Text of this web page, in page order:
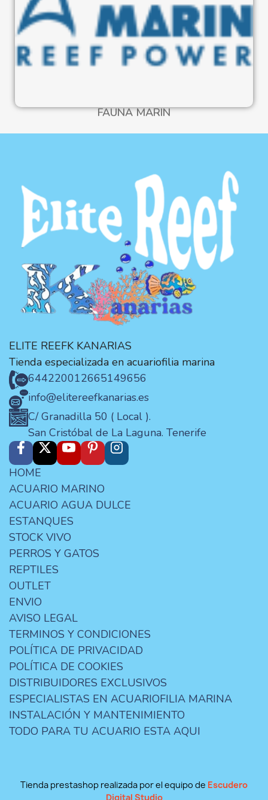
FAUNA MARIN
ELITE REEFK KANARIAS
Tienda especializada en acuariofilia marina
644220012665149656
info@elitereefkanarias.es
C/ Granadilla 50 ( Local ).
San Cristóbal de La Laguna. Tenerife
HOME
ACUARIO MARINO
ACUARIO AGUA DULCE
ESTANQUES
STOCK VIVO
PERROS Y GATOS
REPTILES
OUTLET
ENVIO
AVISO LEGAL
TERMINOS Y CONDICIONES
POLÍTICA DE PRIVACIDAD
POLÍTICA DE COOKIES
DISTRIBUIDORES EXCLUSIVOS
ESPECIALISTAS EN ACUARIOFILIA MARINA
INSTALACIÓN Y MANTENIMIENTO
TODO PARA TU ACUARIO ESTA AQUI
Tienda prestashop realizada por el equipo de Escudero
Digital Studio